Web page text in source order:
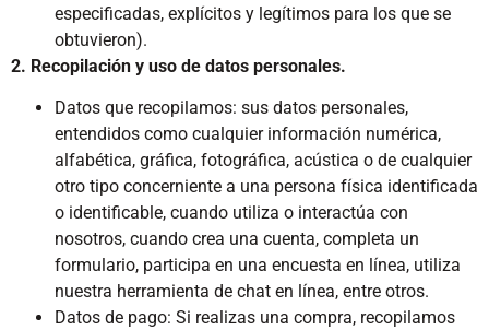
especificadas, explícitos y legítimos para los que se
obtuvieron).
2. Recopilación y uso de datos personales.
Datos que recopilamos: sus datos personales,
entendidos como cualquier información numérica,
alfabética, gráfica, fotográfica, acústica o de cualquier
otro tipo concerniente a una persona física identificada
o identificable, cuando utiliza o interactúa con
nosotros, cuando crea una cuenta, completa un
formulario, participa en una encuesta en línea, utiliza
nuestra herramienta de chat en línea, entre otros.
Datos de pago: Si realizas una compra, recopilamos